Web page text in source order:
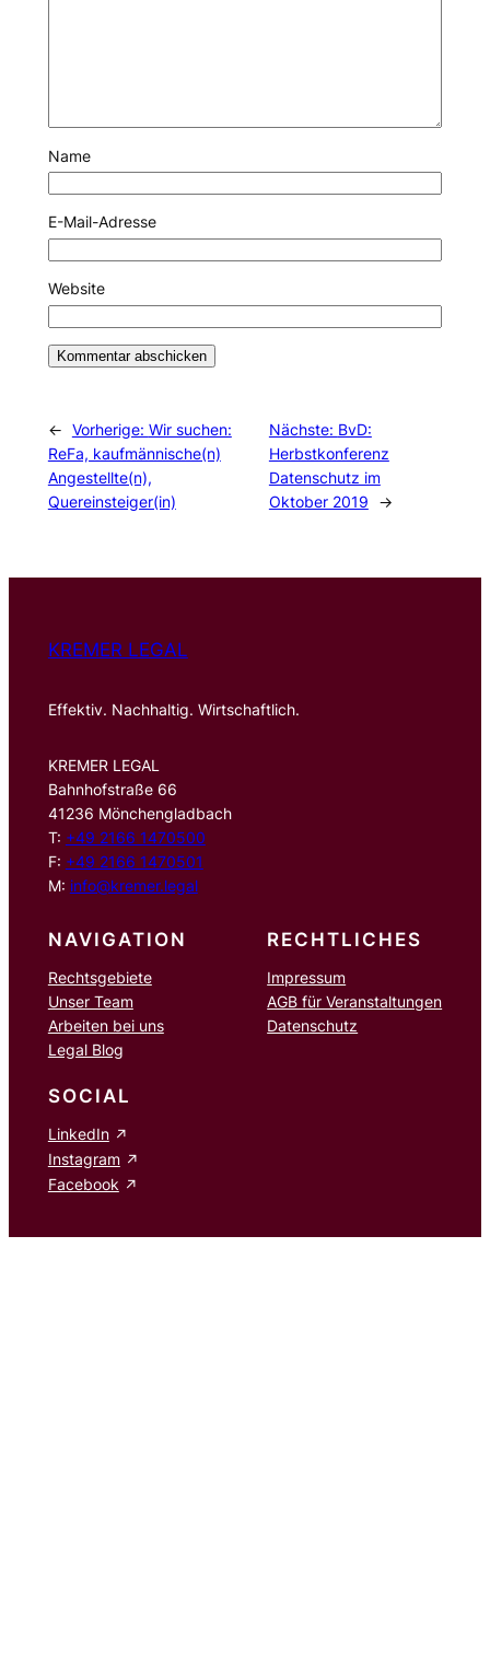
Name
E-Mail-Adresse
Website
← Vorherige: Wir suchen:
ReFa, kaufmännische(n)
Angestellte(n),
Quereinsteiger(in)
Nächste: BvD:
Herbstkonferenz
Datenschutz im
Oktober 2019
→
KREMER LEGAL
Effektiv. Nachhaltig. Wirtschaftlich.
KREMER LEGAL
Bahnhofstraße 66
41236 Mönchengladbach
T: +49 2166 1470500
F: +49 2166 1470501
M: info@kremer.legal
NAVIGATION
Rechtsgebiete
Unser Team
Arbeiten bei uns
Legal Blog
RECHTLICHES
Impressum
AGB für Veranstaltungen
Datenschutz
SOCIAL
LinkedIn
Instagram
Facebook